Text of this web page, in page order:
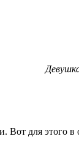
для этого